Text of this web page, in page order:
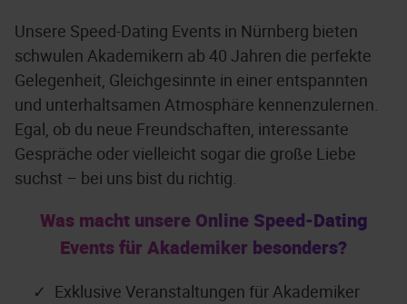
Unsere Speed-Dating Events in Nürnberg bieten
schwulen Akademikern ab 40 Jahren die perfekte
Gelegenheit, Gleichgesinnte in einer entspannten
und unterhaltsamen Atmosphäre kennenzulernen.
Egal, ob du neue Freundschaften, interessante
Gespräche oder vielleicht sogar die große Liebe
suchst – bei uns bist du richtig.
Was macht unsere Online Speed-Dating
Events für Akademiker besonders?
Exklusive Veranstaltungen für Akademiker